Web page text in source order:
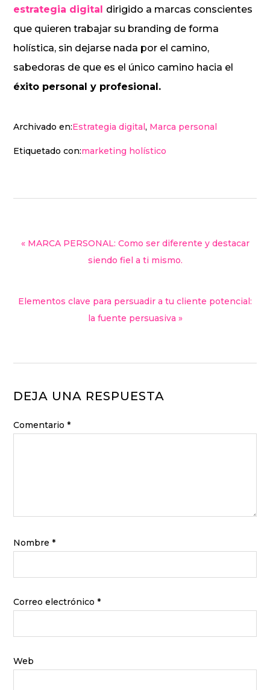
estrategia digital dirigido a marcas conscientes
que quieren trabajar su branding de forma
holística, sin dejarse nada por el camino,
sabedoras de que es el único camino hacia el
éxito personal y profesional.
Archivado en:Estrategia digital, Marca personal
Etiquetado con:marketing holístico
« MARCA PERSONAL: Como ser diferente y destacar
siendo fiel a ti mismo.
Elementos clave para persuadir a tu cliente potencial:
la fuente persuasiva »
DEJA UNA RESPUESTA
Comentario*
Nombre*
Correo electrónico*
Web